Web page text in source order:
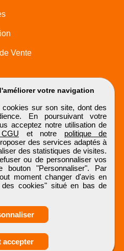
ses
votre navigation
sur son site, dont des
En poursuivant votre
acceptez notre utilisation de
et notre politique de
des services adaptés à
des statistiques de visites.
ou de personnaliser vos
"Personnaliser". Par
moment changer d'avis en
des cookies" situé en bas de
accepter
Vente